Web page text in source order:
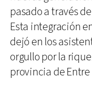
pasado a través
Esta integración
dejó en los
orgullo por la
provincia de Entre